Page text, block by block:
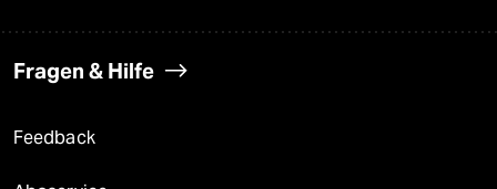
Fragen & Hilfe
Feedback